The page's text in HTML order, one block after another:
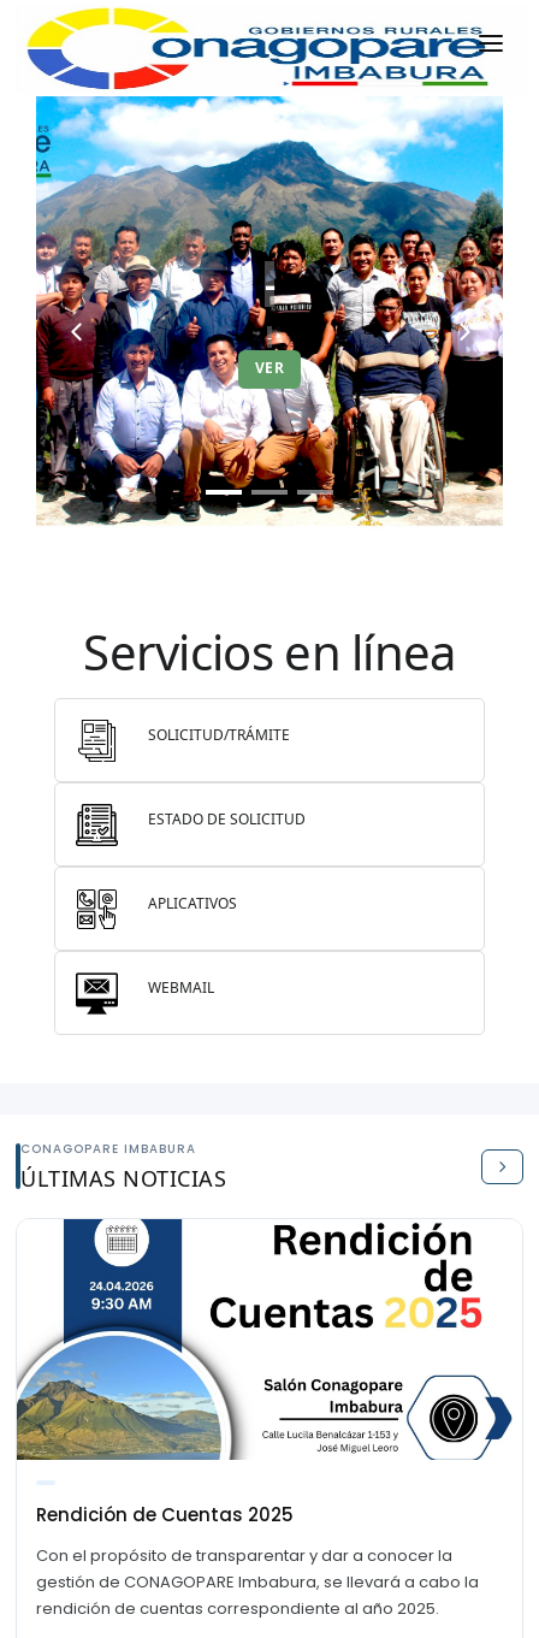
INICIO
PARROQUIAS
INSTITUCIÓN
TRANSPARENCIA
EJECUCIÓN Y PRESUPUESTO
GESTIÓN ADMINISTRATIVA
Plan Anual Contratación - PAC
Plan Operativo Anual - POA
Gestión Institucional
Capacitaciones y talleres
Procesos de contratación
Registro oficiales de creación parroquiales
APLICATIVOS
La institución
Servicios en línea
SOLICITUD/TRÁMITE
ESTADO DE SOLICITUD
APLICATIVOS
WEBMAIL
CONAGOPARE IMBABURA
ÚLTIMAS NOTICIAS
Rendición de Cuentas 2025
Con el propósito de transparentar y dar a conocer la
gestión de CONAGOPARE Imbabura, se llevará a cabo la
rendición de cuentas correspondiente al año 2025.